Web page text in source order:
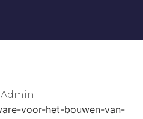
Admin